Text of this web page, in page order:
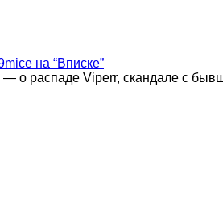
на “Вписке”
— о распаде Viperr, скандале с